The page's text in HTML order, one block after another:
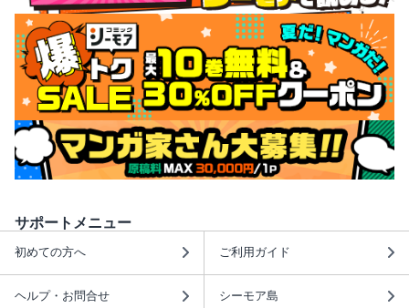
サポートメニュー
初めての方へ ご利用ガイド
ヘルプ・お問合せ シーモア島